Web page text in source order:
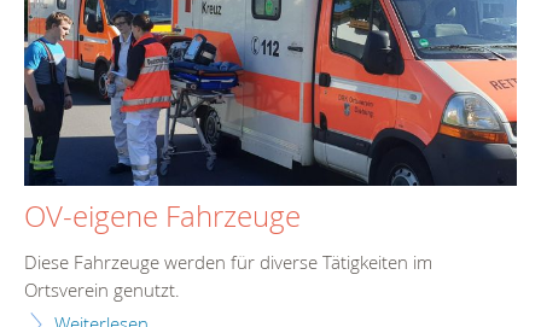
OV-eigene Fahrzeuge
Diese Fahrzeuge werden für diverse Tätigkeiten im
Ortsverein genutzt.